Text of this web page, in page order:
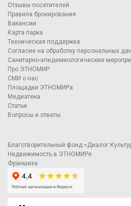
Отзывы посетителей
Правила бронирования
Вакансии
Карта парка
Техническая поддержка
Согласие на обработку персональных
Санитарно-эпидемиологические
Про ЭТНОМИР
СМИ о нас
Площадки ЭТНОМИРа
Медиатека
Статьи
Вопросы и ответы
Благотворительный фонд «Диалог
Недвижимость в ЭТНОМИРе
Франшиза